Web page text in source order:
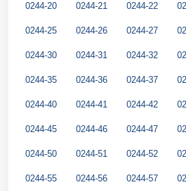
0244-20 0244-21 0244-22
0244-25 0244-26 0244-27
0244-30 0244-31 0244-32
0244-35 0244-36 0244-37
0244-40 0244-41 0244-42
0244-45 0244-46 0244-47
0244-50 0244-51 0244-52
0244-55 0244-56 0244-57